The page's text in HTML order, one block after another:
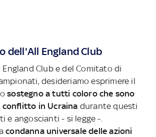
dell'All England Club
England Club e del Comitato di
desideriamo esprimere il
sostegno a tutti coloro che sono
in Ucraina durante questi
e angoscianti - si legge -.
condanna universale delle azioni